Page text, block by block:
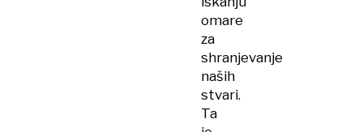
omare
za
shranjevanje
naših
stvari.
Ta